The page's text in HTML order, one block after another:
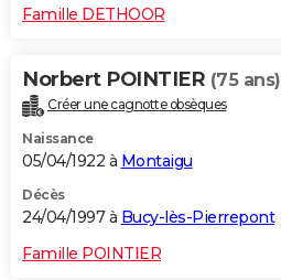
Famille DETHOOR
Norbert POINTIER (75 ans)
Créer une cagnotte obsèques
Naissance
05/04/1922 à Montaigu
Décès
24/04/1997 à Bucy-lès-Pierrepont
Famille POINTIER